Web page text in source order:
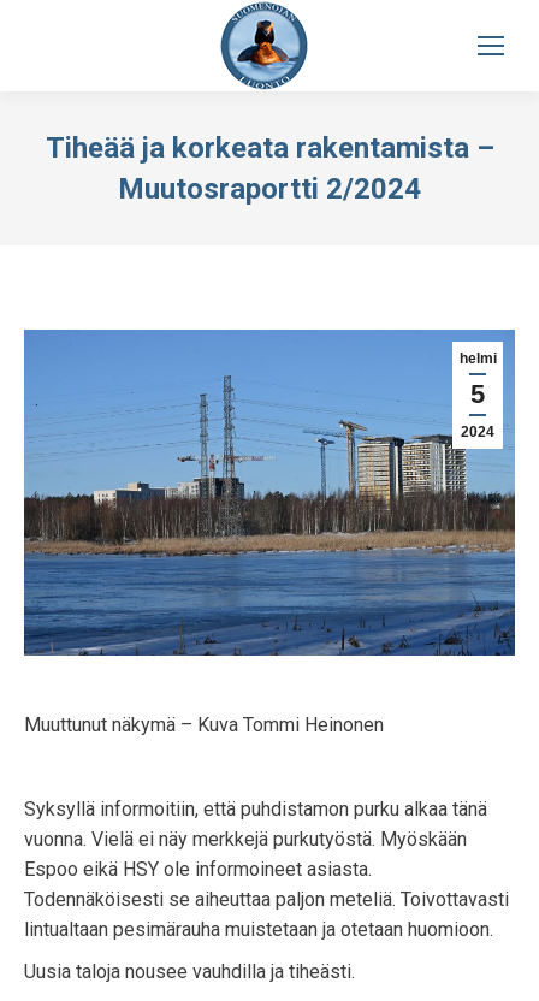
Tiheää ja korkeata rakentamista –
Muutosraportti 2/2024
helmi
5
2024
Muuttunut näkymä – Kuva Tommi Heinonen
Syksyllä informoitiin, että puhdistamon purku alkaa tänä
vuonna. Vielä ei näy merkkejä purkutyöstä. Myöskään
Espoo eikä HSY ole informoineet asiasta.
Todennäköisesti se aiheuttaa paljon meteliä. Toivottavasti
lintualtaan pesimärauha muistetaan ja otetaan huomioon.
Uusia taloja nousee vauhdilla ja tiheästi.